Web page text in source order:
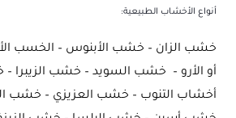
أنواع الأخشاب الطبيعية:
خشب الزان – خشب الأبنوس – الخسب
أخشاب التنوب – خشب العزيزي – خشب